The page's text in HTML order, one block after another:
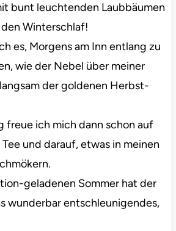
bunt leuchtenden Laubbäumen
Winterschlaf!
es, Morgens am Inn entlang zu
wie der Nebel über meiner
der goldenen Herbst-
freue ich mich dann schon auf
und darauf, etwas in meinen
geladenen Sommer hat der
wunderbar entschleunigendes,